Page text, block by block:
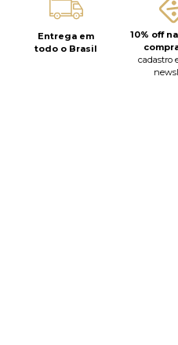
Entrega em
todo o Brasil
10% off
cadastro